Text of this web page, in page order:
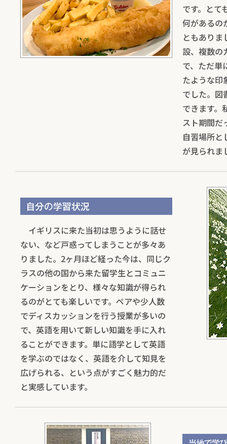
です。とて
何があるの
ともありま
設、複数の
で、ただ単
たような印
でした。図
できます。
スト期間だ
自習場所と
が見られま
イギリスに来た当初は思うように話せ
ない、など戸惑ってしまうことが多々あ
りました。2ヶ月ほど経った今は、同じク
ラスの他の国から来た留学生とコミュニ
ケーションをとり、様々な知識が得られ
るのがとても楽しいです。ペアや少人数
でディスカッションを行う授業が多いの
で、英語を用いて新しい知識を手に入れ
ることができます。単に語学として英語
を学ぶのではなく、英語を介して知見を
広げられる、という点がすごく魅力的だ
と実感しています。